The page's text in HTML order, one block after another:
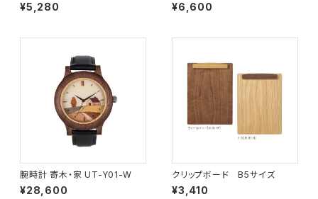
¥5,280 ¥6,600
腕時計 寄木・家 UT-Y01-W
¥28,600
クリップボード B5サイズ
¥3,410